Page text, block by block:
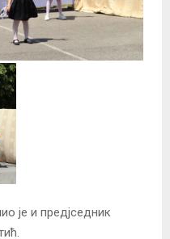
је и предјседник